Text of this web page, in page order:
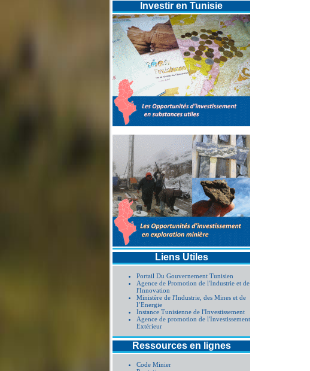
Investir en Tunisie
Liens Utiles
Portail Du Gouvernement Tunisien
Agence de Promotion de l'Industrie et de
l'Innovation
Ministère de l'Industrie, des Mines et de
l’Energie
Instance Tunisienne de l'Investissement
Agence de promotion de l'Investissement
Extérieur
Ressources en lignes
Code Minier